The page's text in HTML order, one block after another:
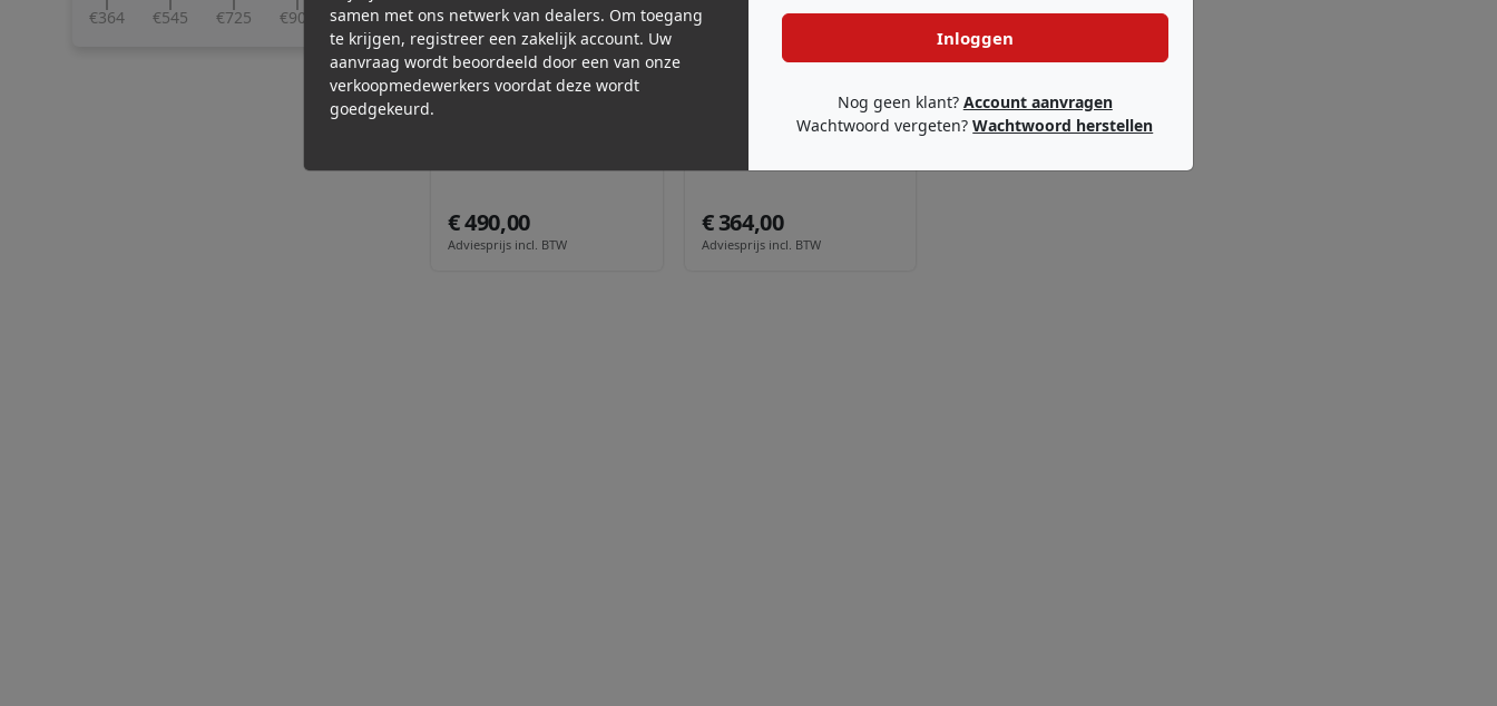
€364 €545 €725 €906 €1086
€ 490,00
Adviesprijs incl. BTW
MONTARBO CA ·MOPA120
€ 364,00
Adviesprijs incl. BTW
samen met ons netwerk van dealers. Om toegang
te krijgen, registreer een zakelijk account. Uw
aanvraag wordt beoordeeld door een van onze
verkoopmedewerkers voordat deze wordt
goedgekeurd.
Inloggen
Nog geen klant? Account aanvragen
Wachtwoord vergeten?Wachtwoord herstellen